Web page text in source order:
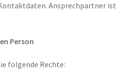
Ansprechpartner ist
Person
folgende Rechte: